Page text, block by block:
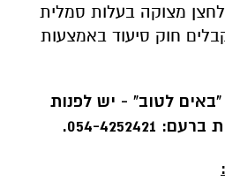
לחצן מצוקה בעלות סמלית
חוק סיעוד באמצעות
לטוב" - יש לפנות
4252421.